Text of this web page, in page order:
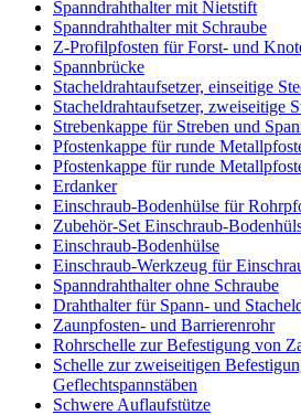
Spanndrahthalter mit Nietstift
Spanndrahthalter mit Schraube
Z-Profilpfosten für Forst- und
Spannbrücke
Stacheldrahtaufsetzer, einseitige
Stacheldrahtaufsetzer, zweiseitige
Strebenkappe für Streben und
Pfostenkappe für runde
Pfostenkappe für runde
Erdanker
Einschraub-Bodenhülse für
Zubehör-Set Einschraub-
Einschraub-Bodenhülse
Einschraub-Werkzeug für
Spanndrahthalter ohne Schraube
Drahthalter für Spann- und
Zaunpfosten- und Barrierenrohr
Rohrschelle zur Befestigung von
Schelle zur zweiseitigen
Geflechtspannstäben
Schwere Auflaufstütze